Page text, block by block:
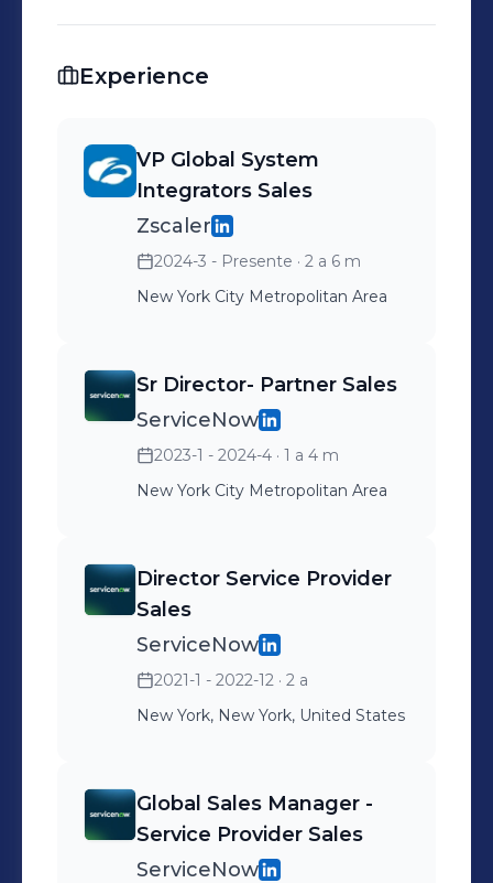
Experience
VP Global System
Integrators Sales
Zscaler
2024-3 - Presente · 2 a 6 m
New York City Metropolitan Area
Sr Director- Partner Sales
ServiceNow
2023-1 - 2024-4 · 1 a 4 m
New York City Metropolitan Area
Director Service Provider
Sales
ServiceNow
2021-1 - 2022-12 · 2 a
New York, New York, United States
Global Sales Manager -
Service Provider Sales
ServiceNow